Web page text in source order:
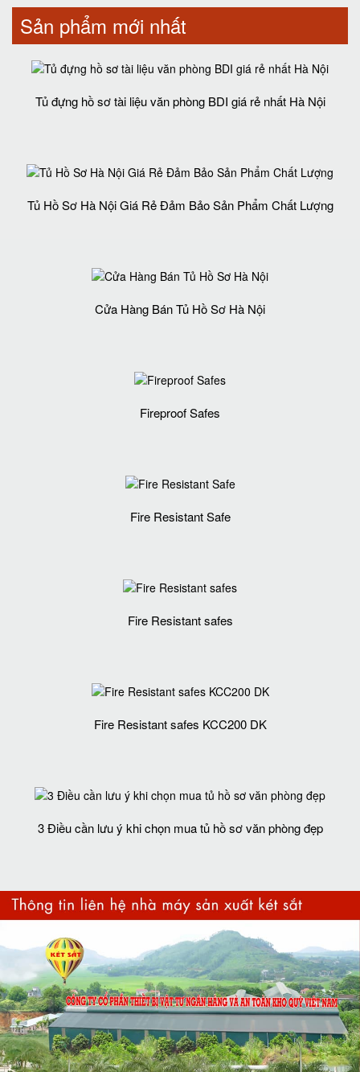
Sản phẩm mới nhất
Tủ đựng hồ sơ tài liệu văn phòng BDI giá rẻ nhất Hà Nội
Tủ Hồ Sơ Hà Nội Giá Rẻ Đảm Bảo Sản Phẩm Chất Lượng‎
Cửa Hàng Bán Tủ Hồ Sơ Hà Nội
Fireproof Safes
Fire Resistant Safe
Fire Resistant safes
Fire Resistant safes KCC200 DK
3 Điều cần lưu ý khi chọn mua tủ hồ sơ văn phòng đẹp